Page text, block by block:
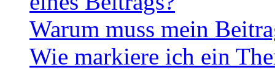
Warum muss mein
Wie markiere ich ein